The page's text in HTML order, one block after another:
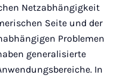
Netzabhängigkeit
Seite und der
Problemen
generalisierte
In